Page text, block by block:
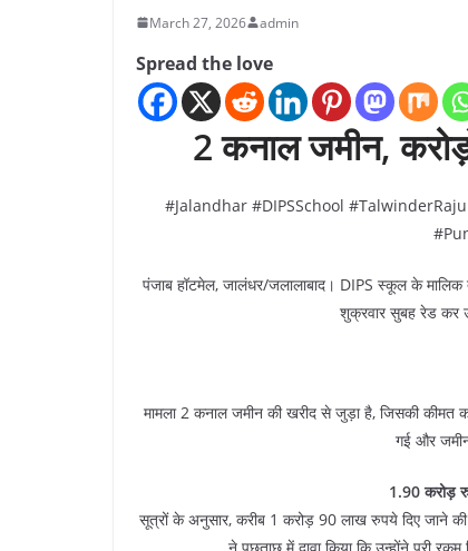
March 27, 2026 admin
Spread the love
2 कनाल जमीन,
#Jalandhar #DIPSSchool
पंजाब हॉटमेल, जालंधर/जलालाबाद। DIPS स्कूल के
शुक्रवार सुबह रेड कर
मामला 2 कनाल जमीन की खरीद से जुड़ा है, जिसकी कीमत
गई और
1.90 करोड़
सूत्रों के अनुसार, करीब 1 करोड़ 90 लाख रुपये दिए जाने